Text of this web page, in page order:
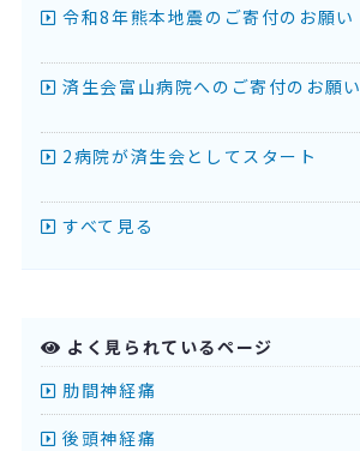
令和8年熊本地震のご寄付のお願い
済生会富山病院へのご寄付のお願い
2病院が済生会としてスタート
すべて見る
よく見られているページ
肋間神経痛
後頭神経痛